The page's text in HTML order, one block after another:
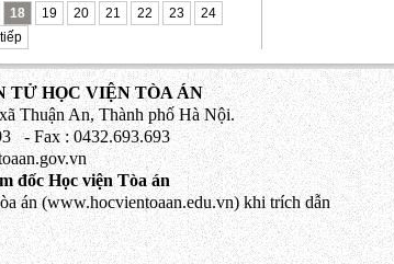
18 19 20 21 22 23
24
TỬ HỌC VIỆN TÒA ÁN
Thuận An, Thành phố Hà Nội.
- Fax : 0432.693.693
đốc Học viện Tòa án
án (www.hocvientoaan.edu.vn) khi trích dẫn